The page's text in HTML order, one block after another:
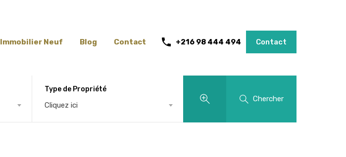
Immobilier Neuf Blog Contact +216 98 444 494 Contact
Type de Propriété
Cliquez ici
Chercher